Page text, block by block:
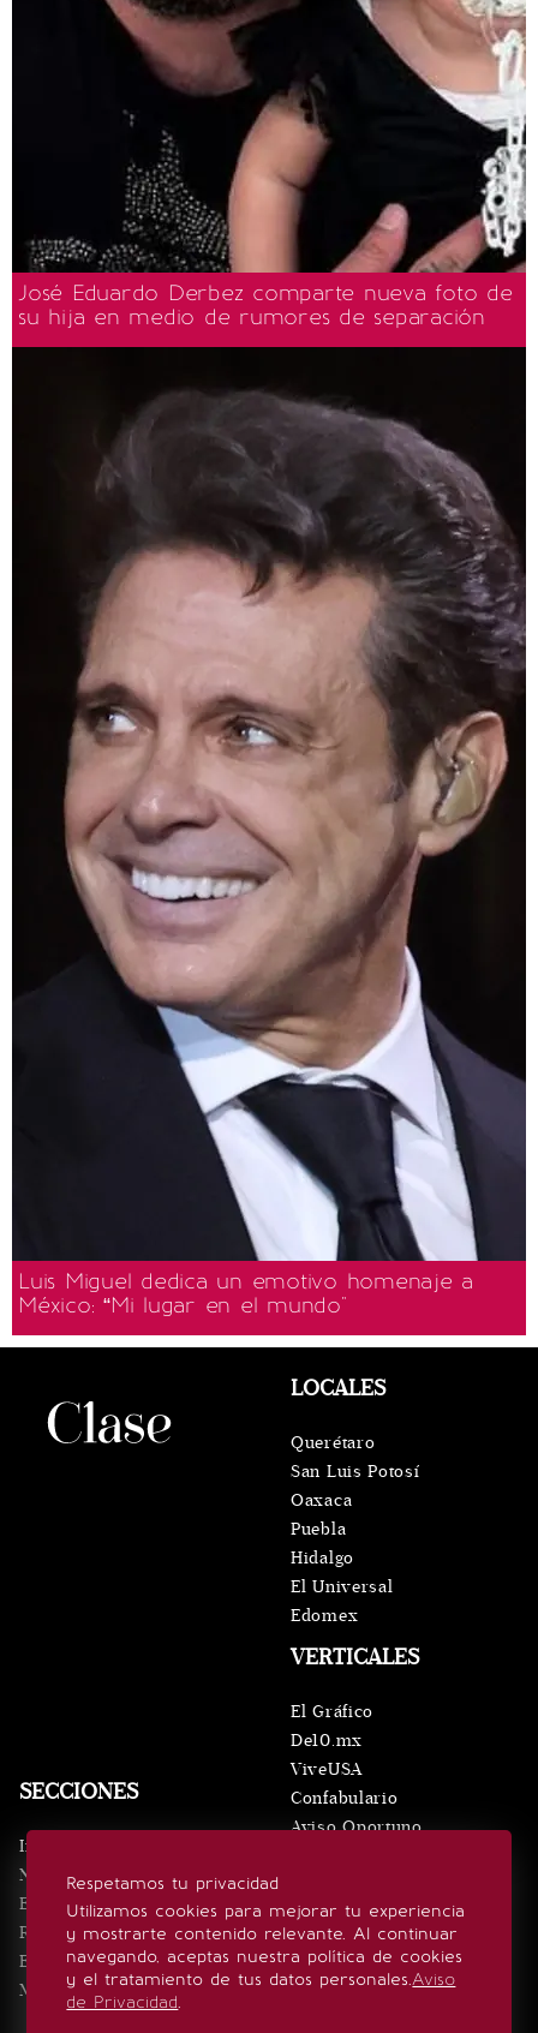
José Eduardo Derbez comparte nueva foto de
su hija en medio de rumores de separación
Luis Miguel dedica un emotivo homenaje a
México: “Mi lugar en el mundo"
Respetamos tu privacidad
Utilizamos cookies para mejorar tu experiencia
y mostrarte contenido relevante. Al continuar
navegando, aceptas nuestra política de cookies
y el tratamiento de tus datos personales.Aviso
de Privacidad.
SECCIONES
Inicio
Noticias
Eventos
Realeza
Estilo de vida
Minuto x Minuto
VERTICALES
El Gráfico
De10.mx
ViveUSA
Confabulario
Aviso Oportuno
LOCALES
Querétaro
San Luis Potosí
Oaxaca
Puebla
Hidalgo
El Universal
Edomex
SÍGUENOS